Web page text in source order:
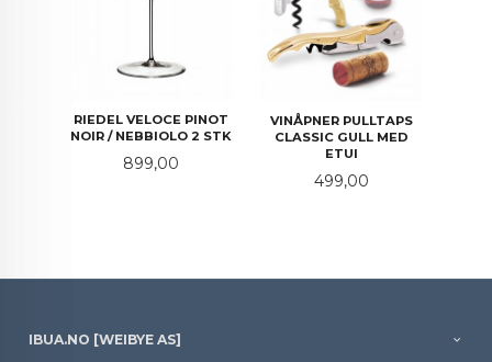
RIEDEL VELOCE PINOT
NOIR / NEBBIOLO 2 STK
Pris
899,00
VINÅPNER PULLTAPS
CLASSIC GULL MED
ETUI
Pris
499,00
IBUA.NO [WEIBYE AS]